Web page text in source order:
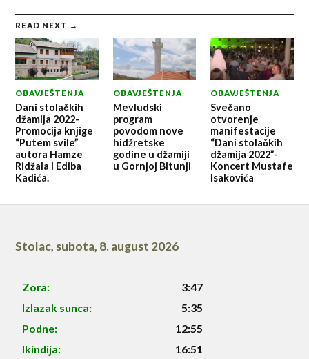
READ NEXT →
OBAVJEŠTENJA
Dani stolačkih
džamija 2022-
Promocija knjige
“Putem svile”
autora Hamze
Ridžala i Ediba
Kadića.
OBAVJEŠTENJA
Mevludski
program
povodom nove
hidžretske
godine u džamiji
u Gornjoj Bitunji
OBAVJEŠTENJA
Svečano
otvorenje
manifestacije
“Dani stolačkih
džamija 2022”-
Koncert Mustafe
Isakovića
Stolac, subota, 8. august 2026
Zora:
3:47
Izlazak sunca:
5:35
Podne:
12:55
Ikindija:
16:51